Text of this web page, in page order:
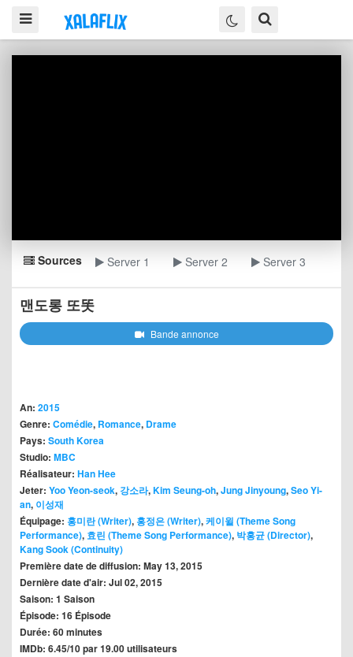
Sources Server 1 Server 2 Server 3
맨도롱 또똣
Bande annonce
An: 2015
Genre: Comédie, Romance, Drame
Pays: South Korea
Studio: MBC
Réalisateur: Han Hee
Jeter: Yoo Yeon-seok, 강소라,Kim Seung-oh,Jung Jinyoung,Seo Yi-
an, 이성재
Équipage: 홍미란 (Writer), 홍정은 (Writer),케이윌 (Theme Song
Performance), 효린 (Theme Song Performance), 박홍균 (Director),
Kang Sook (Continuity)
Première date de diffusion: May 13, 2015
Dernière date d'air: Jul 02, 2015
Saison: 1 Saison
Épisode: 16 Épisode
Durée: 60 minutes
IMDb: 6.45/10 par 19.00 utilisateurs